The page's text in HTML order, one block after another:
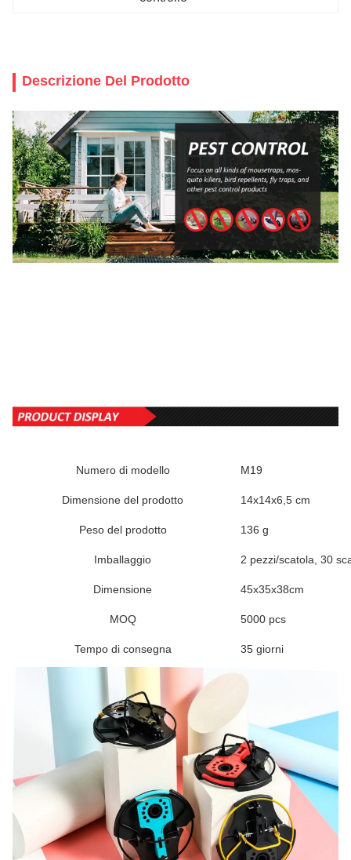
Descrizione Del Prodotto
Numero di modello M19
Dimensione del prodotto 14x14x6,5 cm
Peso del prodotto 136 g
Imballaggio 2 pezzi/scatola, 30
Dimensione 45x35x38cm
MOQ 5000 pcs
Tempo di consegna 35 giorni